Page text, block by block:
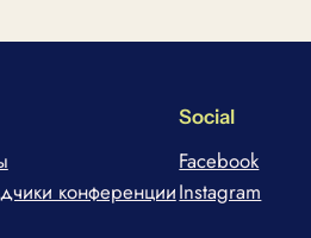
конференции
Social
Facebook
Instagram